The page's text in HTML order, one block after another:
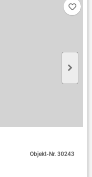
Objekt-Nr.30243